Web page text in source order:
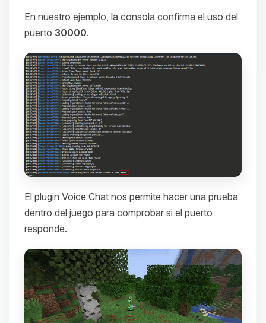
En nuestro ejemplo, la consola confirma el uso del
puerto 30000.
El plugin Voice Chat nos permite hacer una prueba
dentro del juego para comprobar si el puerto
responde.